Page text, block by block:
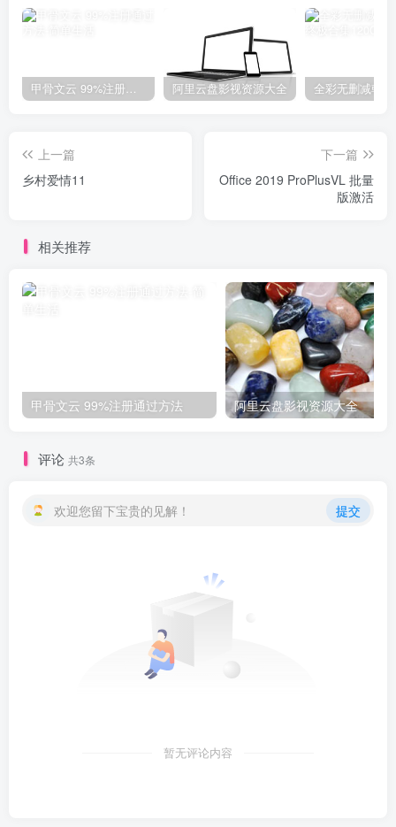
甲骨文云 99%注册通过方法 阿里云盘影视资源大全
上一篇
乡村爱情11
下一篇
Office 2019 ProPlusVL 批量
版激活
相关推荐
甲骨文云 99%注册通过方法 阿里云盘影视资源大全
评论 共3条
欢迎您留下宝贵的见解！ 提交
暂无评论内容